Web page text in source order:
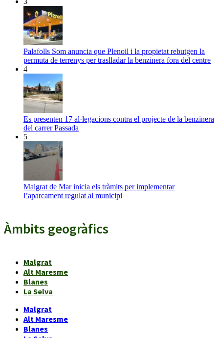
Palafolls Som anuncia que Plenoil i la propietat rebutgen la
permuta de terrenys per traslladar la benzinera fora del centre
4
Es presenten 17 al·legacions contra el projecte de la benzinera
del carrer Passada
5
Malgrat de Mar inicia els tràmits per implementar
l’aparcament regulat al municipi
Àmbits geogràfics
Malgrat
Alt Maresme
Blanes
La Selva
Malgrat
Alt Maresme
Blanes